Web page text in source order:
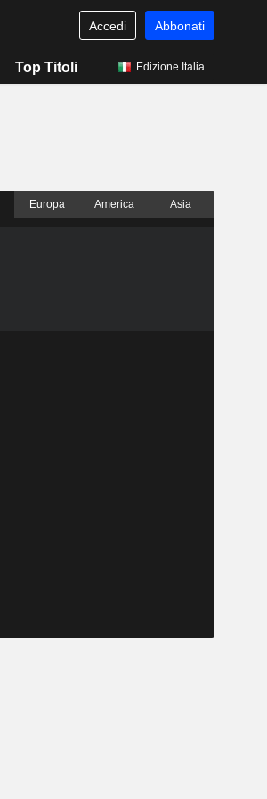
Accedi Abbonati
Top Titoli Edizione Italia
Europa America Asia